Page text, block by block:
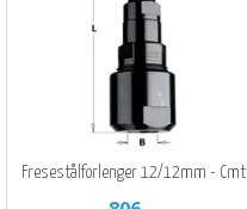
Fresestålforlenger 12/12mm - Cmt